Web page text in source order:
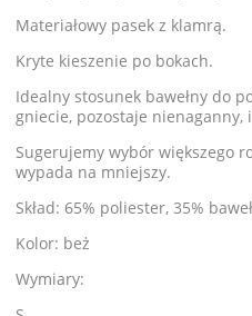
Materiałowy pasek z klamrą.
Kryte kieszenie po bokach.
Idealny stosunek bawełny do
gniecie, pozostaje nienaganny,
Sugerujemy wybór większego
wypada na mniejszy.
Skład: 65% poliester, 35%
Kolor: beż
Wymiary: